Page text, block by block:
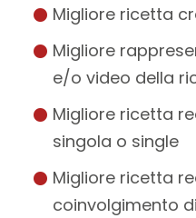
Migliore ricetta
Migliore
e/o video della
Migliore ricetta
singola o single
Migliore ricetta
coinvolgimento